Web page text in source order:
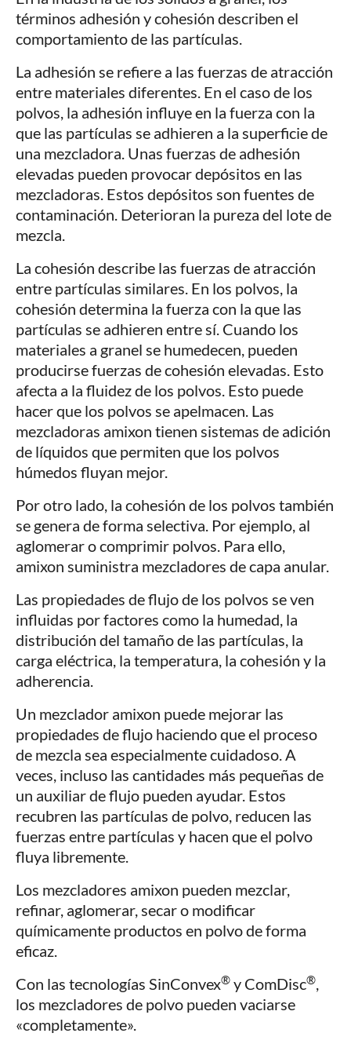
términos adhesión y cohesión describen el
comportamiento de las partículas.
La adhesión se refiere a las fuerzas de atracción
entre materiales diferentes. En el caso de los
polvos, la adhesión influye en la fuerza con la
que las partículas se adhieren a la superficie de
una mezcladora. Unas fuerzas de adhesión
elevadas pueden provocar depósitos en las
mezcladoras. Estos depósitos son fuentes de
contaminación. Deterioran la pureza del lote de
mezcla.
La cohesión describe las fuerzas de atracción
entre partículas similares. En los polvos, la
cohesión determina la fuerza con la que las
partículas se adhieren entre sí. Cuando los
materiales a granel se humedecen, pueden
producirse fuerzas de cohesión elevadas. Esto
afecta a la fluidez de los polvos. Esto puede
hacer que los polvos se apelmacen. Las
mezcladoras amixon tienen sistemas de adición
de líquidos que permiten que los polvos
húmedos fluyan mejor.
Por otro lado, la cohesión de los polvos también
se genera de forma selectiva. Por ejemplo, al
aglomerar o comprimir polvos. Para ello,
amixon suministra mezcladores de capa anular.
Las propiedades de flujo de los polvos se ven
influidas por factores como la humedad, la
distribución del tamaño de las partículas, la
carga eléctrica, la temperatura, la cohesión y la
adherencia.
Un mezclador amixon puede mejorar las
propiedades de flujo haciendo que el proceso
de mezcla sea especialmente cuidadoso. A
veces, incluso las cantidades más pequeñas de
un auxiliar de flujo pueden ayudar. Estos
recubren las partículas de polvo, reducen las
fuerzas entre partículas y hacen que el polvo
fluya libremente.
Los mezcladores amixon pueden mezclar,
refinar, aglomerar, secar o modificar
químicamente productos en polvo de forma
eficaz.
Con las tecnologías SinConvex® y ComDisc®,
los mezcladores de polvo pueden vaciarse
«completamente».